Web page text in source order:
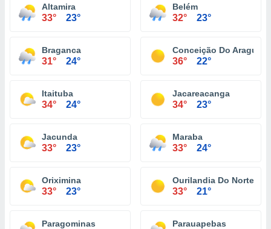
Altamira
33° 23°
Belém
32° 23°
Braganca
31° 24°
Conceição Do Araguaia
36° 22°
Itaituba
34° 24°
Jacareacanga
34° 23°
Jacunda
33° 23°
Maraba
33° 24°
Oriximina
33° 23°
Ourilandia Do Norte
33° 21°
Paragominas Parauapebas